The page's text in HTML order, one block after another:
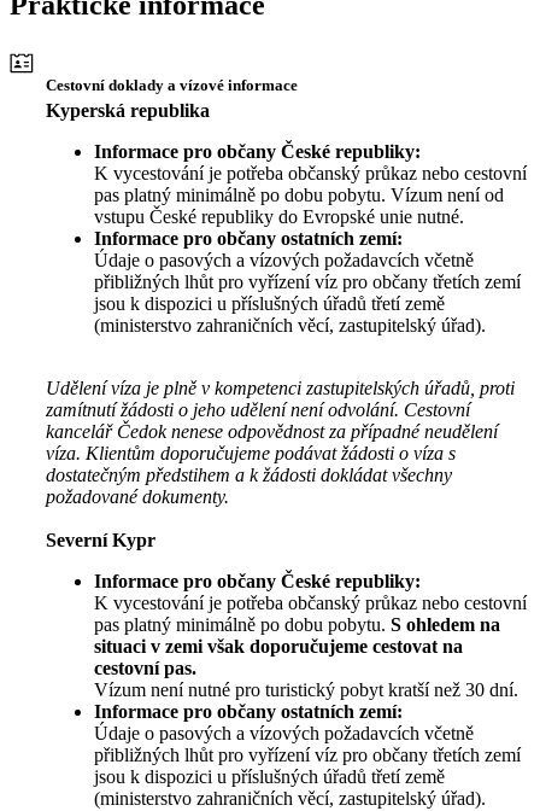
Cestovní doklady a vízové informace
Kyperská republika
Informace pro občany České republiky:
K vycestování je potřeba občanský průkaz nebo cestovní
pas platný minimálně po dobu pobytu. Vízum není od
vstupu České republiky do Evropské unie nutné.
Informace pro občany ostatních zemí:
Údaje o pasových a vízových požadavcích včetně
přibližných lhůt pro vyřízení víz pro občany třetích zemí
jsou k dispozici u příslušných úřadů třetí země
(ministerstvo zahraničních věcí, zastupitelský úřad).
Udělení víza je plně v kompetenci zastupitelských úřadů, proti
zamítnutí žádosti o jeho udělení není odvolání. Cestovní
kancelář Čedok nenese odpovědnost za případné neudělení
víza. Klientům doporučujeme podávat žádosti o víza s
dostatečným předstihem a k žádosti dokládat všechny
požadované dokumenty.
Severní Kypr
Informace pro občany České republiky:
K vycestování je potřeba občanský průkaz nebo cestovní
pas platný minimálně po dobu pobytu. S ohledem na
situaci v zemi však doporučujeme cestovat na
cestovní pas.
Vízum není nutné pro turistický pobyt kratší než 30 dní.
Informace pro občany ostatních zemí:
Údaje o pasových a vízových požadavcích včetně
přibližných lhůt pro vyřízení víz pro občany třetích zemí
jsou k dispozici u příslušných úřadů třetí země
(ministerstvo zahraničních věcí, zastupitelský úřad).